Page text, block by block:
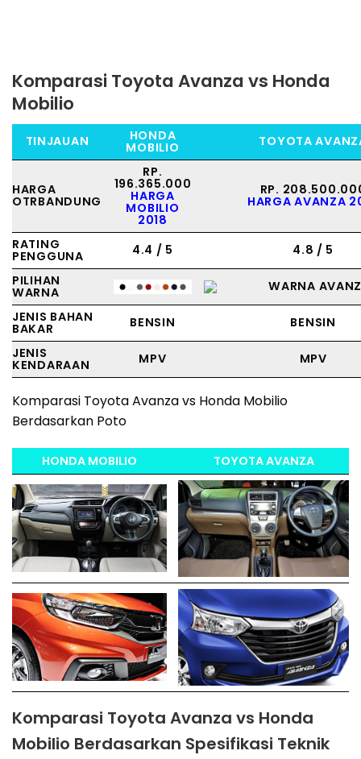
Komparasi Toyota Avanza vs Honda
Mobilio
TINJAUAN HONDA
MOBILIO TOYOTA
HARGA
OTRBANDUNG
RP.
196.365.000
HARGA
MOBILIO
2018
RP.
HARGA AVANZA
RATING
PENGGUNA 4.4 / 5
4.8 / 5
PILIHAN
WARNA
JENIS BAHAN
BAKAR BENSIN
BENSIN
JENIS
KENDARAAN MPV MPV
Komparasi Toyota Avanza vs Honda Mobilio
Berdasarkan Poto
HONDA MOBILIO TOYOTA AVANZA
Komparasi Toyota Avanza vs Honda
Mobilio Berdasarkan Spesifikasi Teknik